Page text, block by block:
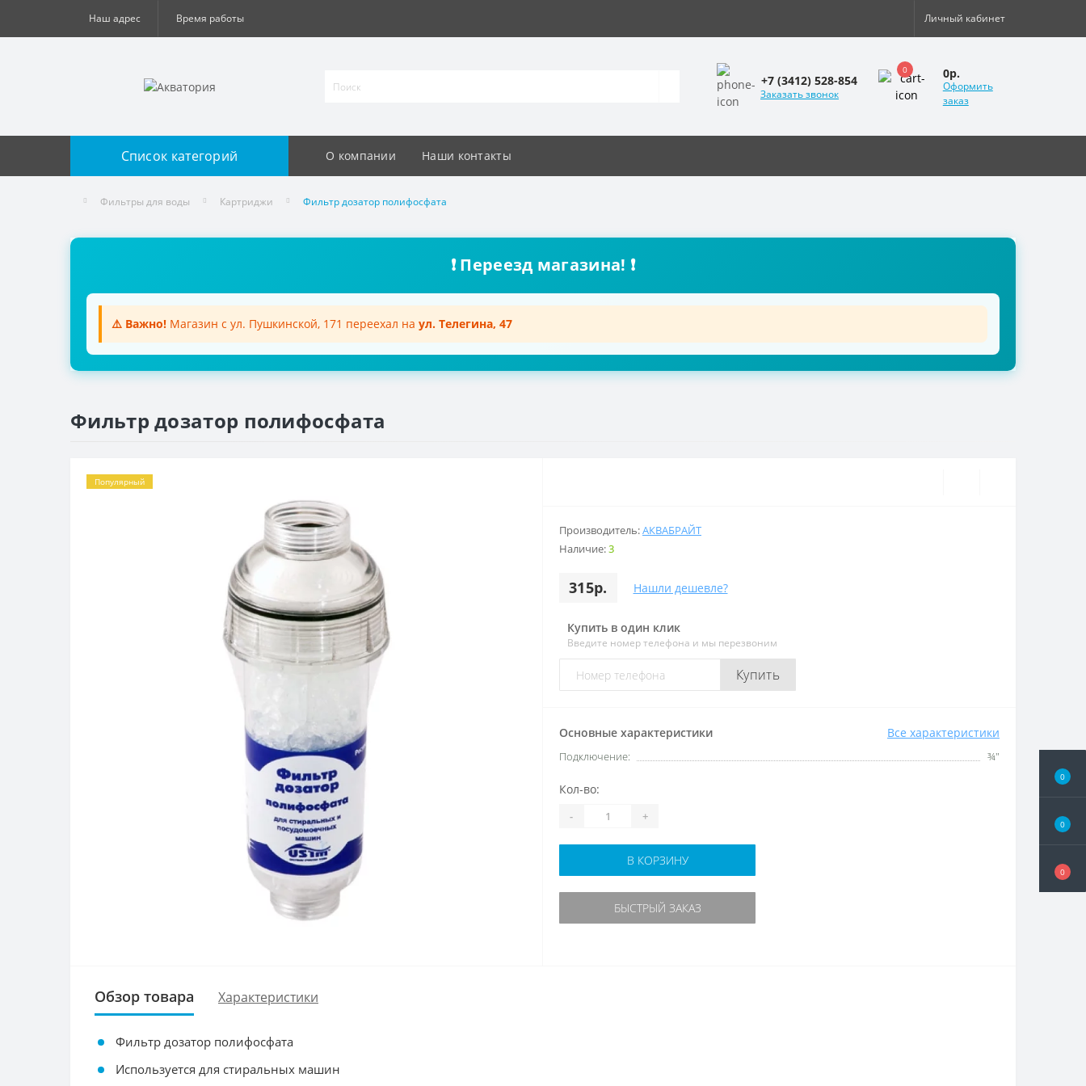
0
0
0
Наш адрес Время работы Личный кабинет
+7 (3412) 528-854
Заказать звонок
0 0р.
Оформить
заказ
Список категорий О компании Наши контакты
Фильтры для воды Картриджи Фильтр дозатор полифосфата
❗ Переезд магазина! ❗
⚠️ Важно! Магазин с ул. Пушкинской, 171 переехал на ул. Телегина, 47
Фильтр дозатор полифосфата
Популярный
Производитель:АКВАБРАЙТ
Наличие:3
315р. Нашли дешевле?
Купить в один клик
Введите номер телефона и мы перезвоним
Купить
Основные характеристики Все характеристики
Подключение: ¾"
Кол-во:
- +
В КОРЗИНУ
БЫСТРЫЙ ЗАКАЗ
Обзор товара Характеристики
Фильтр дозатор полифосфата
Используется для стиральных машин